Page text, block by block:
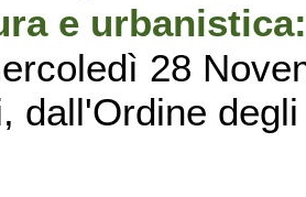
e
28
dall'Ordine